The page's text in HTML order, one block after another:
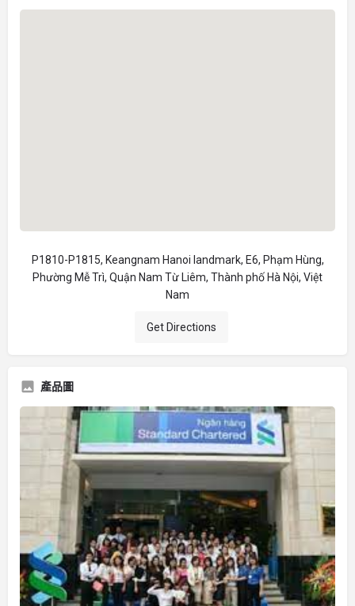
P1810-P1815, Keangnam Hanoi landmark, E6, Phạm Hùng,
Phường Mễ Trì, Quận Nam Từ Liêm, Thành phố Hà Nội, Việt
Nam
Get Directions
產品圖